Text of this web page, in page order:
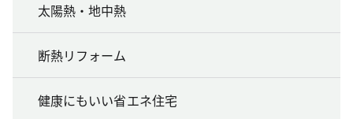
太陽熱・地中熱
断熱リフォーム
健康にもいい省エネ住宅